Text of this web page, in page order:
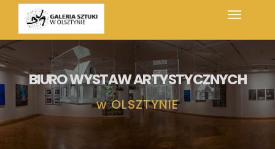
BIURO WYSTAW ARTYSTYCZNYCH
w OLSZTYNIE